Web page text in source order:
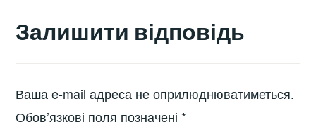
Залишити відповідь
Ваша e-mail адреса не оприлюднюватиметься.
Обов’язкові поля позначені *